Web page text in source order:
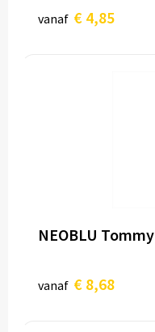
vanaf € 4,85
NEOBLU Tommy
vanaf € 8,68